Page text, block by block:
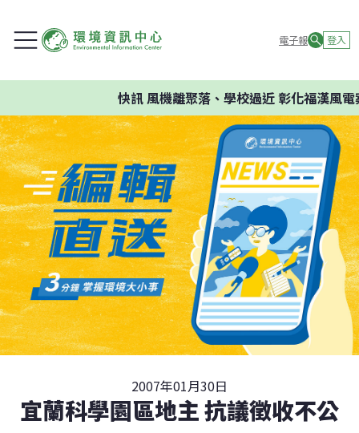
電子報 登入
快訊風機離聚落、學校過近 彰化福漢風電
2007年01月30日
宜蘭科學園區地主 抗議徵收不公